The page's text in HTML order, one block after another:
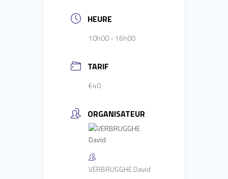
HEURE
10h00 - 16h00
TARIF
€40
ORGANISATEUR
VERBRUGGHE David